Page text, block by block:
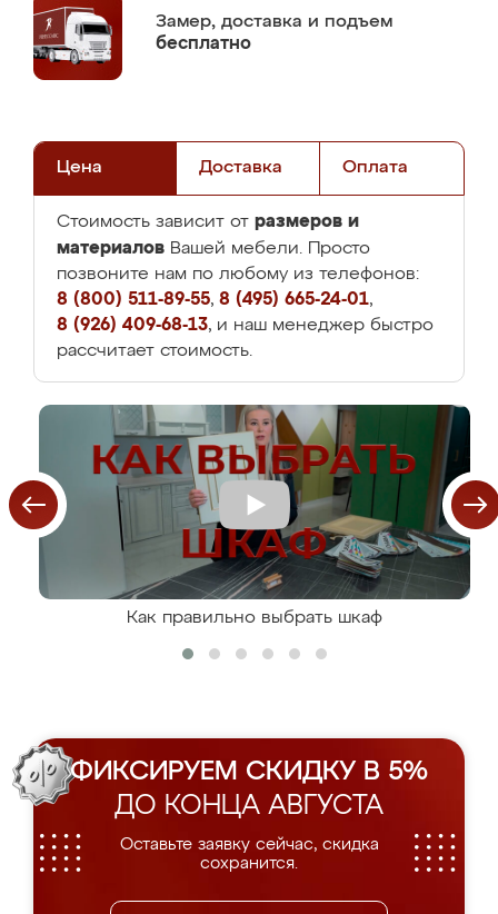
Замер, доставка и подъем
бесплатно
Цена Доставка Оплата
Стоимость зависит от размеров и
материалов Вашей мебели. Просто
позвоните нам по любому из телефонов:
8 (800) 511-89-55, 8 (495) 665-24-01,
8 (926) 409-68-13, и наш менеджер быстро
рассчитает стоимость.
Как правильно выбрать шкаф
ФИКСИРУЕМ СКИДКУ В 5%
ДО КОНЦА АВГУСТА
Оставьте заявку сейчас, скидка
сохранится.